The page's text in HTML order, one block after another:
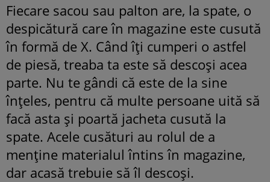
Fiecare sacou sau palton are, la spate, o
despicătură care în magazine este cusută
în formă de X. Când îți cumperi o astfel
de piesă, treaba ta este să descoși acea
parte. Nu te gândi că este de la sine
înțeles, pentru că multe persoane uită să
facă asta și poartă jacheta cusută la
spate. Acele cusături au rolul de a
menține materialul întins în magazine,
dar acasă trebuie să îl descoși.